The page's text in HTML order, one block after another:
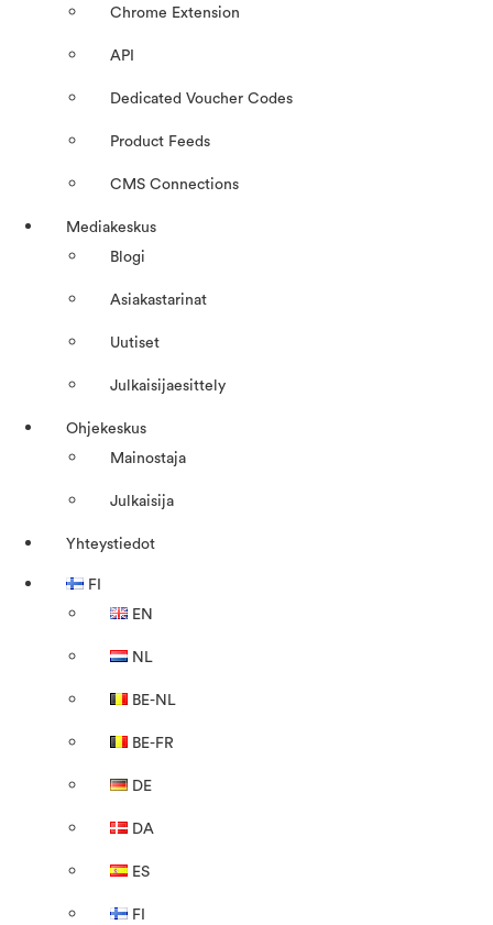
Chrome Extension
API
Dedicated Voucher Codes
Product Feeds
CMS Connections
Mediakeskus
Blogi
Asiakastarinat
Uutiset
Julkaisijaesittely
Ohjekeskus
Mainostaja
Julkaisija
Yhteystiedot
FI
EN
NL
BE-NL
BE-FR
DE
DA
ES
FI